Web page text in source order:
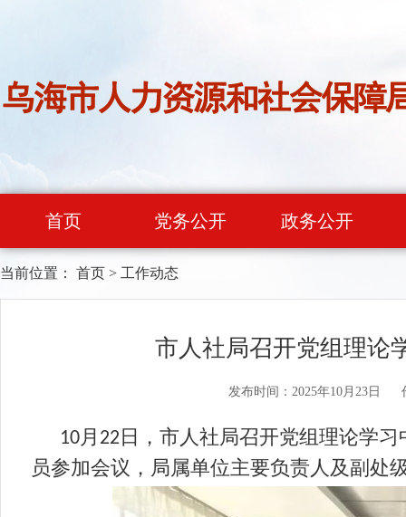
首页 党务公开 政务公开
当前位置： 首页 > 工作动态
市人社局召开党组理论
发布时间：2025年10月23日
10月 22日，市人社局召开党组理论学习
员参加会议，局属单位主要负责人及副处